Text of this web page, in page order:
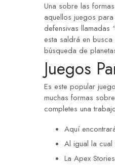
Una sobre las
aquellos juegos
defensivas llamadas
esta saldrá en
búsqueda de
Juegos
Es este popular
muchas formas
completes una
Aquí
Al igual la
La Apex